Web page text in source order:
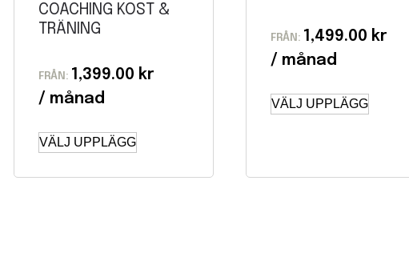
COACHING KOST &
TRÄNING
FRÅN: 1,399.00 kr
VÄLJ UPPLÄGG
FRÅN: 1,499.00 kr
VÄLJ UPPLÄGG